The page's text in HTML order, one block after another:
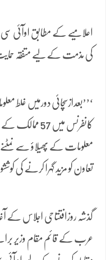
اعلامیے کے مطابق اوآئی سی
کی مذمت کے لیے متفقہ حمایت
‘’’بعدازسچائی دورمیں غلط
کانفرنس
معلومات کے پھیلاؤ سے
تعاون کو مزید گہرا کرنے کی
گذشہ روزافتتاحی اجلاس
عرب کے قائم مقام وزیر برائے